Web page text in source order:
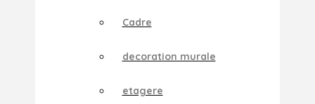
Cadre
decoration murale
etagere